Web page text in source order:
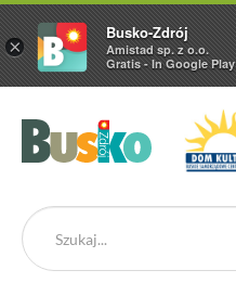
Busko Zdrój
×
Busko-Zdrój
Amistad sp. z o.o.
Gratis - In Google Play